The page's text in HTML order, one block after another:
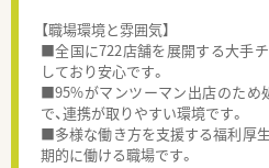
【職場環境と雰囲気】
■全国に722店舗を展開する大手
しており安心です。
■95%がマンツーマン出店のため
で、連携が取りやすい環境です。
■多様な働き方を支援する福利厚
期的に働ける職場です。